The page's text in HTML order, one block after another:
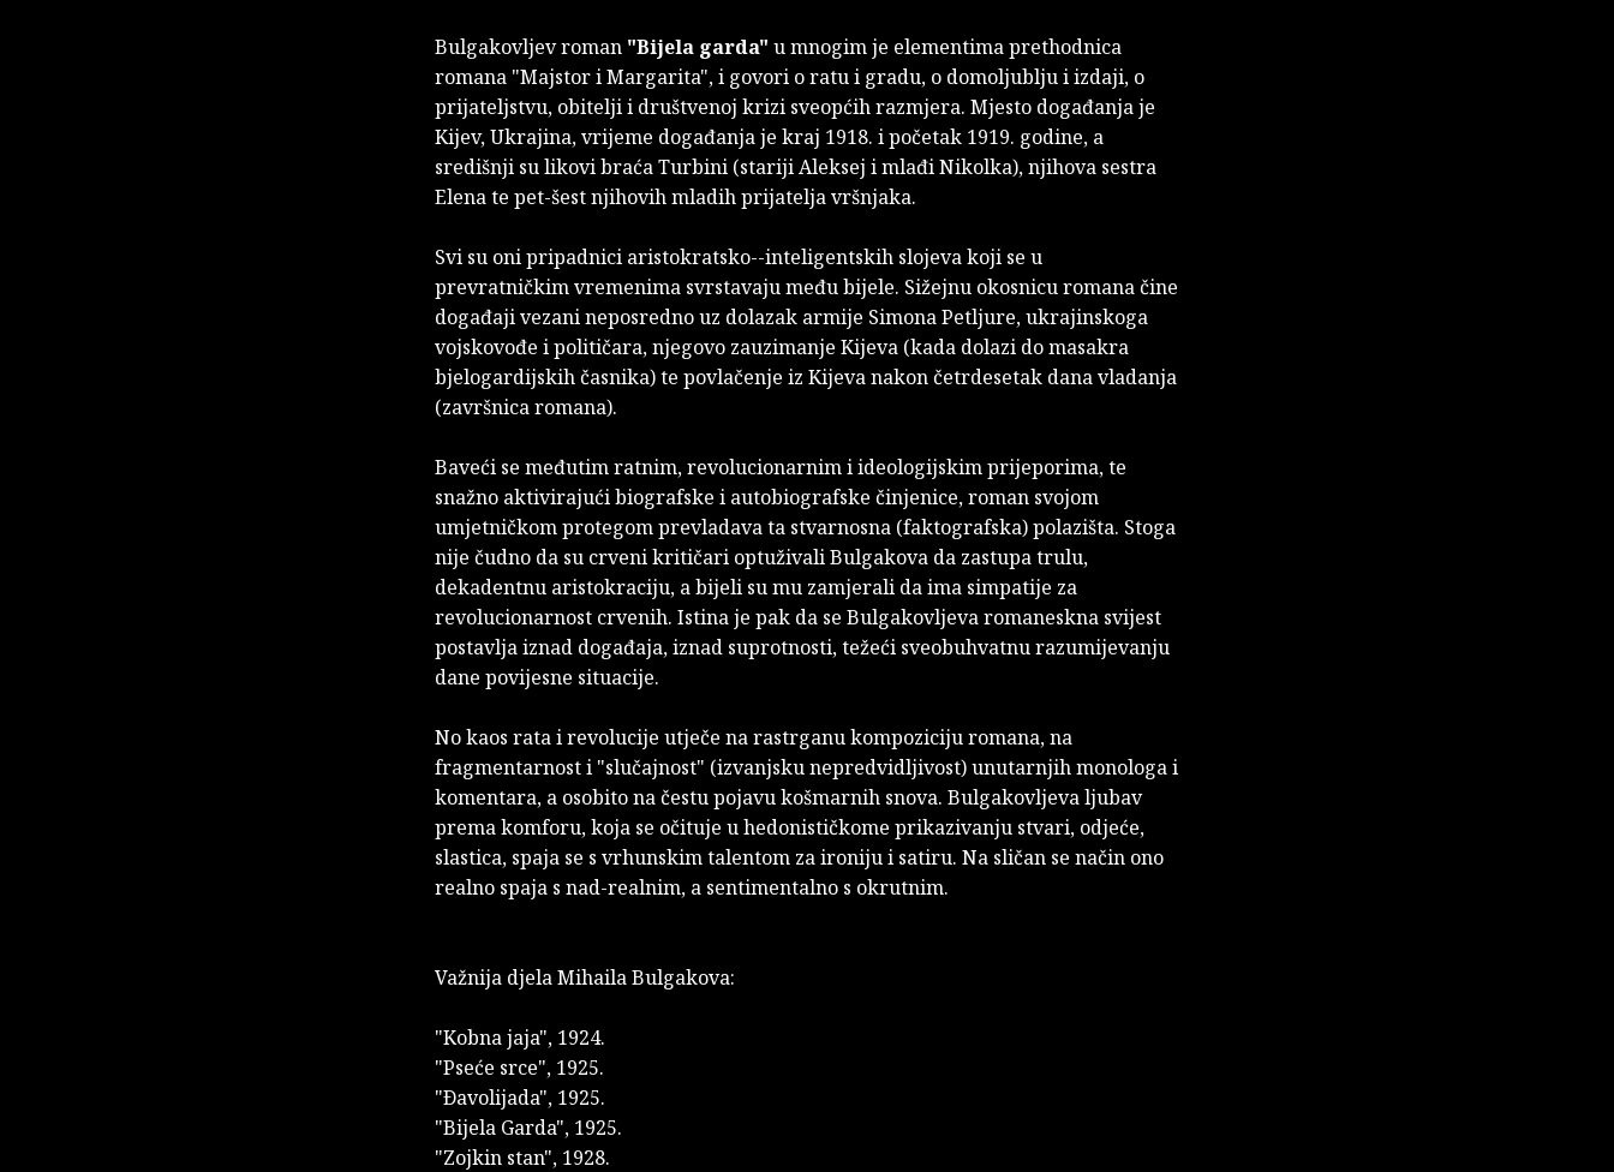
Bulgakovljev roman "Bijela garda" u mnogim je elementima prethodnica
romana "Majstor i Margarita", i govori o ratu i gradu, o domoljublju i izdaji, o
prijateljstvu, obitelji i društvenoj krizi sveopćih razmjera. Mjesto događanja je
Kijev, Ukrajina, vrijeme događanja je kraj 1918. i početak 1919. godine, a
središnji su likovi braća Turbini (stariji Aleksej i mlađi Nikolka), njihova sestra
Elena te pet-šest njihovih mladih prijatelja vršnjaka.
Svi su oni pripadnici aristokratsko--inteligentskih slojeva koji se u
prevratničkim vremenima svrstavaju među bijele. Sižejnu okosnicu romana čine
događaji vezani neposredno uz dolazak armije Simona Petljure, ukrajinskoga
vojskovođe i političara, njegovo zauzimanje Kijeva (kada dolazi do masakra
bjelogardijskih časnika) te povlačenje iz Kijeva nakon četrdesetak dana vladanja
(završnica romana).
Baveći se međutim ratnim, revolucionarnim i ideologijskim prijeporima, te
snažno aktivirajući biografske i autobiografske činjenice, roman svojom
umjetničkom protegom prevladava ta stvarnosna (faktografska) polazišta. Stoga
nije čudno da su crveni kritičari optuživali Bulgakova da zastupa trulu,
dekadentnu aristokraciju, a bijeli su mu zamjerali da ima simpatije za
revolucionarnost crvenih. Istina je pak da se Bulgakovljeva romaneskna svijest
postavlja iznad događaja, iznad suprotnosti, težeći sveobuhvatnu razumijevanju
dane povijesne situacije.
No kaos rata i revolucije utječe na rastrganu kompoziciju romana, na
fragmentarnost i "slučajnost" (izvanjsku nepredvidljivost) unutarnjih monologa i
komentara, a osobito na čestu pojavu košmarnih snova. Bulgakovljeva ljubav
prema komforu, koja se očituje u hedonističkome prikazivanju stvari, odjeće,
slastica, spaja se s vrhunskim talentom za ironiju i satiru. Na sličan se način ono
realno spaja s nad-realnim, a sentimentalno s okrutnim.
Važnija djela Mihaila Bulgakova:
"Kobna jaja", 1924.
"Pseće srce", 1925.
"Ðavolijada", 1925.
"Bijela Garda", 1925.
"Zojkin stan", 1928.